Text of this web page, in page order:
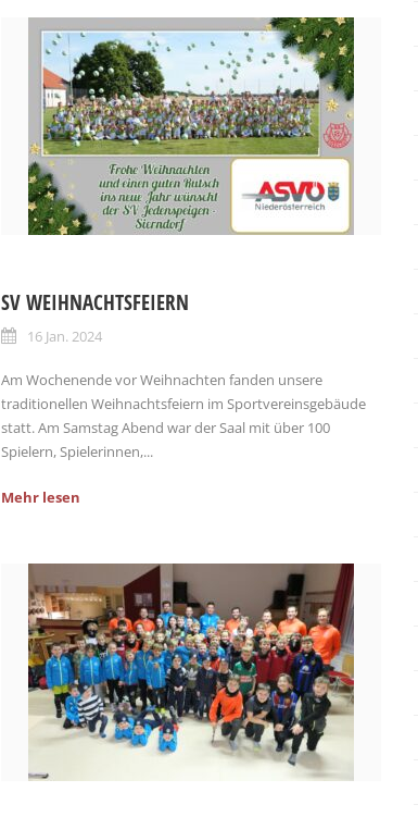
SV WEIHNACHTSFEIERN
16 Jan. 2024
Am Wochenende vor Weihnachten fanden unsere
traditionellen Weihnachtsfeiern im Sportvereinsgebäude
statt. Am Samstag Abend war der Saal mit über 100
Spielern, Spielerinnen,...
Mehr lesen